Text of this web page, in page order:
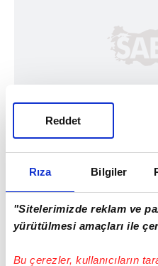
Rıza Bilgiler
"Sitelerimizde reklam ve
yürütülmesi amaçları ile
Bu çerezler, kullanıcıların
Reddet